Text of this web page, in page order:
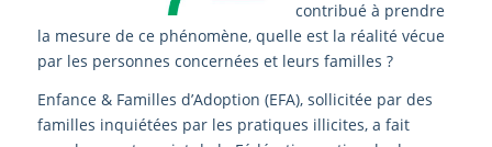
contribué à prendre
la mesure de ce phénomène, quelle est la réalité vécue
par les personnes concernées et leurs familles ?
Enfance & Familles d’Adoption (EFA), sollicitée par des
familles inquiétées par les pratiques illicites, a fait